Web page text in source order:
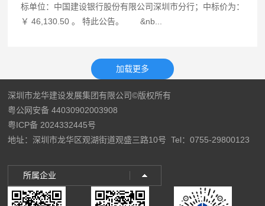
标单位：中国建设银行股份有限公司深圳市分行；中标价为：
￥ 46,130.50 。 特此公告。 &nb...
深圳市龙华建设发展集团有限公司©版权所有
粤公网安备 44030902003908
粤ICP备 2024332445号
地址：深圳市龙华区观湖街道观盛三路10号 Tel：0755-29800123
所属企业